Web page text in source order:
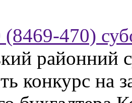
470)
районний
конкурс на